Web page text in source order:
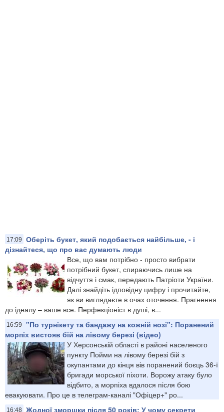
17:09
Оберіть букет, який подобається найбільше, - і
дізнайтеся, що про вас думають люди
Все, що вам потрібно - просто вибрати
потрібний букет, спираючись лише на
відчуття і смак, передають Патріоти України.
Далі знайдіть ідповідну цифру і прочитайте,
як ви виглядаєте в очах оточення. Прагнення
до ідеалу – ваше все. Перфекціоніст в душі, в...
16:59
"По турнікету та бандажу на кожній нозі": Поранений
морпіх вистояв бій на лівому березі (відео)
У Херсонській області в районі населеного
пункту Пойми на лівому березі бій з
окупантами до кінця вів поранений боєць 36-ї
бригади морської піхоти. Ворожу атаку було
відбито, а морпіха вдалося після бою
евакуювати. Про це в телеграм-каналі "Офіцер+" ро...
16:48 Жодної зморшки після 50 років: У чому секрети